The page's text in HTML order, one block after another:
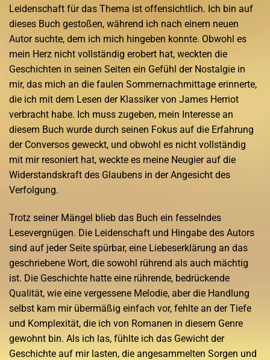
Leidenschaft für das Thema ist offensichtlich. Ich bin auf
dieses Buch gestoßen, während ich nach einem neuen
Autor suchte, dem ich mich hingeben konnte. Obwohl es
mein Herz nicht vollständig erobert hat, weckten die
Geschichten in seinen Seiten ein Gefühl der Nostalgie in
mir, das mich an die faulen Sommernachmittage erinnerte,
die ich mit dem Lesen der Klassiker von James Herriot
verbracht habe. Ich muss zugeben, mein Interesse an
diesem Buch wurde durch seinen Fokus auf die Erfahrung
der Conversos geweckt, und obwohl es nicht vollständig
mit mir resoniert hat, weckte es meine Neugier auf die
Widerstandskraft des Glaubens in der Angesicht des
Verfolgung.
Trotz seiner Mängel blieb das Buch ein fesselndes
Lesevergnügen. Die Leidenschaft und Hingabe des Autors
sind auf jeder Seite spürbar, eine Liebeserklärung an das
geschriebene Wort, die sowohl rührend als auch mächtig
ist. Die Geschichte hatte eine rührende, bedrückende
Qualität, wie eine vergessene Melodie, aber die Handlung
selbst kam mir übermäßig einfach vor, fehlte an der Tiefe
und Komplexität, die ich von Romanen in diesem Genre
gewohnt bin. Als ich las, fühlte ich das Gewicht der
Geschichte auf mir lasten, die angesammelten Sorgen und